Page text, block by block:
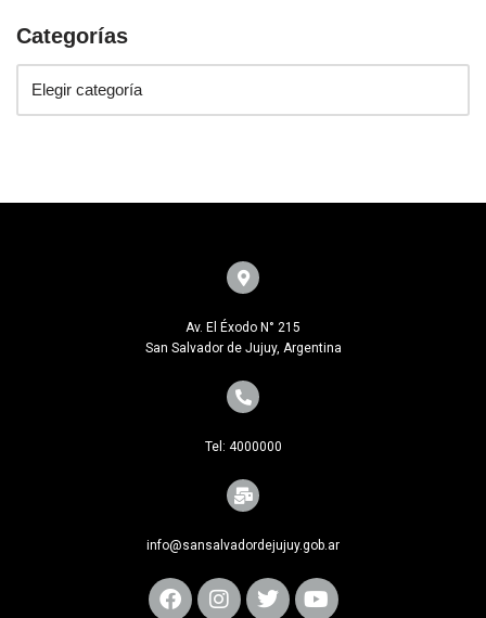
Categorías
Av. El Éxodo N° 215
San Salvador de Jujuy, Argentina
Tel: 4000000
info@sansalvadordejujuy.gob.ar